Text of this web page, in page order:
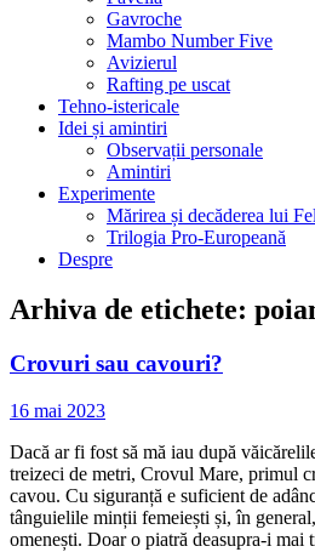
Gavroche
Mambo Number Five
Avizierul
Rafting pe uscat
Tehno-istericale
Idei și amintiri
Observații personale
Amintiri
Experimente
Mărirea și decăderea lui
Trilogia Pro-Europeană
Despre
Arhiva de etichete:
Crovuri sau cavouri?
16 mai 2023
Dacă ar fi fost să mă iau după
treizeci de metri, Crovul Mare, primul
cavou. Cu siguranță e suficient de
tânguielile minții femeiești și, în
omenești. Doar o piatră deasupra-i mai